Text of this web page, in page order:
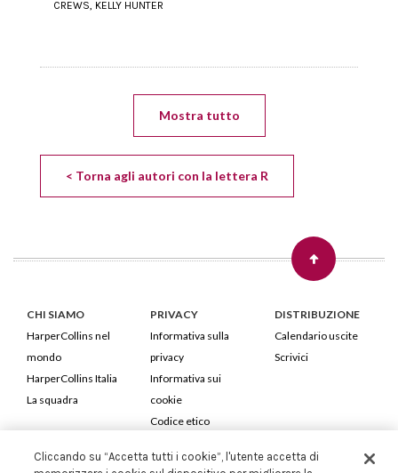
CREWS, KELLY HUNTER
Mostra tutto
< Torna agli autori con la lettera R
CHI SIAMO
HarperCollins nel
mondo
HarperCollins Italia
La squadra
PRIVACY
Informativa sulla
privacy
Informativa sui
cookie
Codice etico
DISTRIBUZIONE
Calendario uscite
Scrivici
HarperCollins Italia S.p.A. Viale Monte Nero, 84 - 20135 Milano
Cliccando su “Accetta tutti i cookie”, l'utente accetta di